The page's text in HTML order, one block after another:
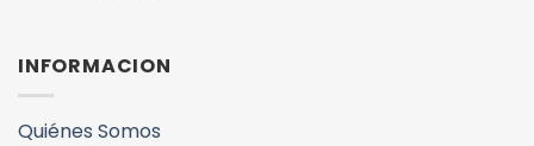
INFORMACION
Quiénes Somos